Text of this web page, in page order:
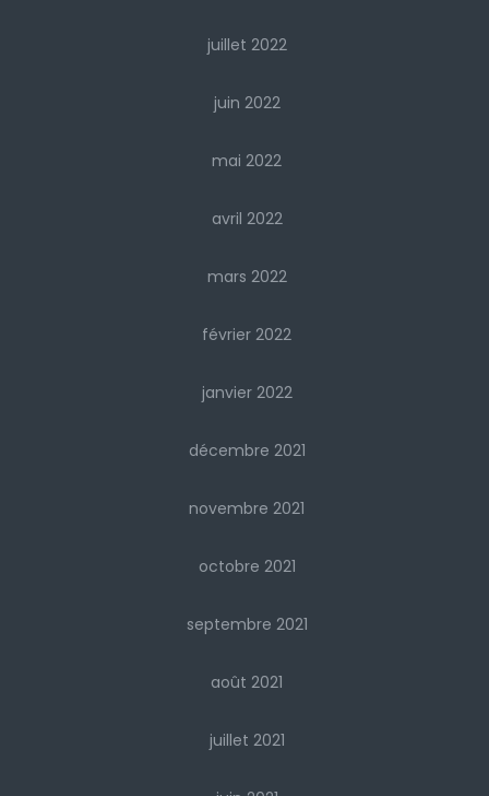
juillet 2022
juin 2022
mai 2022
avril 2022
mars 2022
février 2022
janvier 2022
décembre 2021
novembre 2021
octobre 2021
septembre 2021
août 2021
juillet 2021